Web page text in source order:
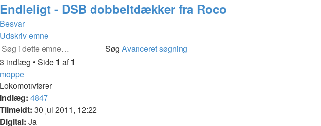
Endleligt - DSB dobbeltdækker fra Roco
Besvar
Udskriv emne
Søg Avanceret søgning
3 indlæg • Side 1 af1
moppe
Lokomotivfører
Indlæg: 4847
Tilmeldt: 30 jul 2011, 12:22
Digital: Ja